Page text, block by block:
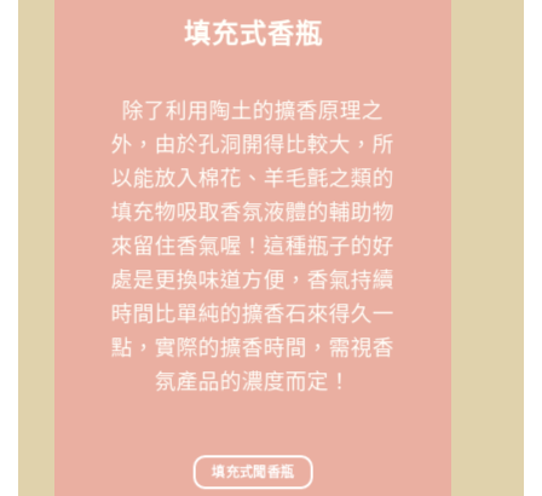
填充式香瓶
除了利用陶土的擴香原理之
外，由於孔洞開得比較大，所
以能放入棉花、羊毛氈之類的
填充物吸取香氛液體的輔助物
來留住香氣喔！這種瓶子的好
處是更換味道方便，香氣持續
時間比單純的擴香石來得久一
點，實際的擴香時間，需視香
氛產品的濃度而定！
填充式聞香瓶